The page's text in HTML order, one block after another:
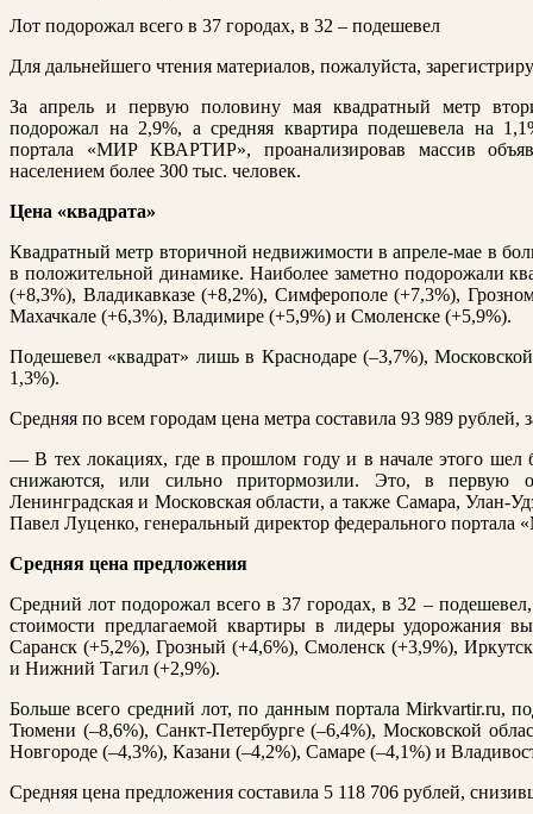
Лот подорожал всего в 37 городах, в 32 – подешевел
Для дальнейшего чтения материалов, пожалуйста,
За апрель и первую половину мая квадратный метр
подорожал на 2,9%, а средняя квартира подешевела на
портала «МИР КВАРТИР», проанализировав массив
населением более 300 тыс. человек.
Цена «квадрата»
Квадратный метр вторичной недвижимости в апреле-мае в
в положительной динамике. Наиболее заметно подорожали
(+8,3%), Владикавказе (+8,2%), Симферополе (+7,3%),
Махачкале (+6,3%), Владимире (+5,9%) и Смоленске (+5,9%).
Подешевел «квадрат» лишь в Краснодаре (–3,7%),
1,3%).
Средняя по всем городам цена метра составила 93 989 рублей,
— В тех локациях, где в прошлом году и в начале этого шел
снижаются, или сильно притормозили. Это, в первую
Ленинградская и Московская области, а также Самара, Улан-
Павел Луценко, генеральный директор федерального
Средняя цена предложения
Средний лот подорожал всего в 37 городах, в 32 –
стоимости предлагаемой квартиры в лидеры удорожания
Саранск (+5,2%), Грозный (+4,6%), Смоленск (+3,9%),
и Нижний Тагил (+2,9%).
Больше всего средний лот, по данным портала Mirkvartir.ru,
Тюмени (–8,6%), Санкт-Петербурге (–6,4%), Московской
Новгороде (–4,3%), Казани (–4,2%), Самаре (–4,1%) и
Средняя цена предложения составила 5 118 706 рублей,